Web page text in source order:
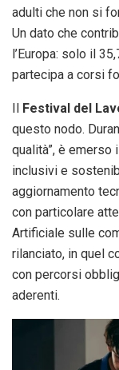
adulti che non si
Un dato che
l’Europa: solo il
partecipa a corsi
Il Festival del
questo nodo.
qualità”, è
inclusivi e
aggiornamento
con particolare
Artificiale sulle
rilanciato, in quel
con percorsi
aderenti.